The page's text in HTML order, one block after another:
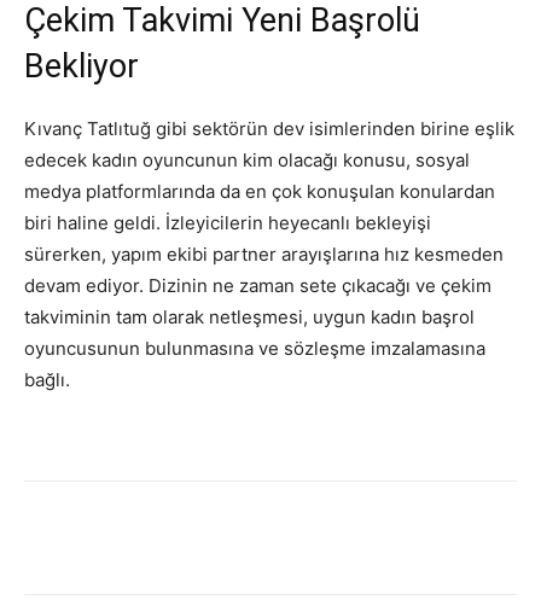
Çekim Takvimi Yeni Başrolü
Bekliyor
Kıvanç Tatlıtuğ gibi sektörün dev isimlerinden birine eşlik
edecek kadın oyuncunun kim olacağı konusu, sosyal
medya platformlarında da en çok konuşulan konulardan
biri haline geldi. İzleyicilerin heyecanlı bekleyişi
sürerken, yapım ekibi partner arayışlarına hız kesmeden
devam ediyor. Dizinin ne zaman sete çıkacağı ve çekim
takviminin tam olarak netleşmesi, uygun kadın başrol
oyuncusunun bulunmasına ve sözleşme imzalamasına
bağlı.